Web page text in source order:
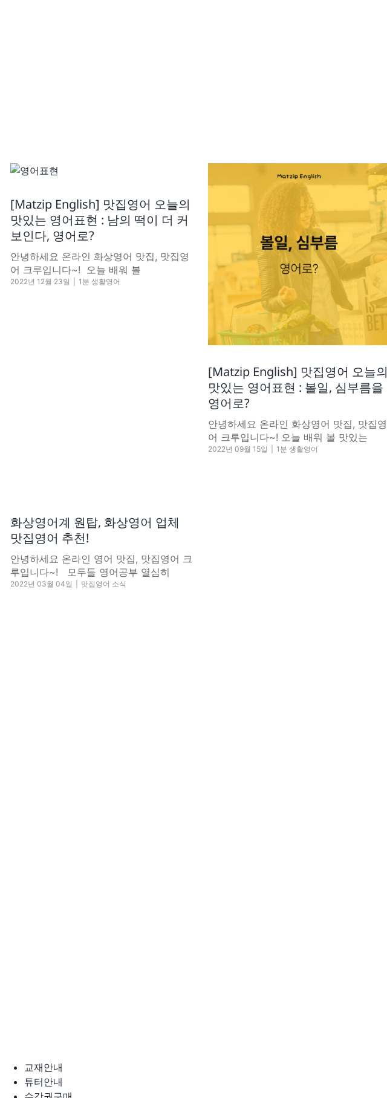
[Matzip English] 맛집영어 오늘의
맛있는 영어표현 : 남의 떡이 더 커
보인다, 영어로?
안녕하세요 온라인 화상영어 맛집, 맛집영
어 크루입니다~! ​ 오늘 배워 볼
2022년 12월 23일 1분 생활영어
[Matzip English] 맛집영어 오늘의
맛있는 영어표현 : 볼일, 심부름을
영어로?
안녕하세요 온라인 화상영어 맛집, 맛집영
어 크루입니다~! 오늘 배워 볼 맛있는
2022년 09월 15일 1분 생활영어
화상영어계 원탑, 화상영어 업체
맛집영어 추천!
안녕하세요 온라인 영어 맛집, 맛집영어 크
루입니다~! 모두들 영어공부 열심히
2022년 03월 04일 맛집영어 소식
교재안내
튜터안내